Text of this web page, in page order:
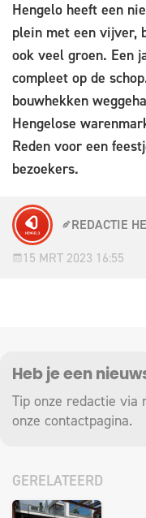
Hengelo heeft een
plein met een vijver,
ook veel groen. Een
compleet op de
bouwhekken
Hengelose
Reden voor een
bezoekers.
REDACTIE
15 MRT 2023 16:55
Heb je een
Tip onze redactie via
onze contactpagina.
GERELATEERD